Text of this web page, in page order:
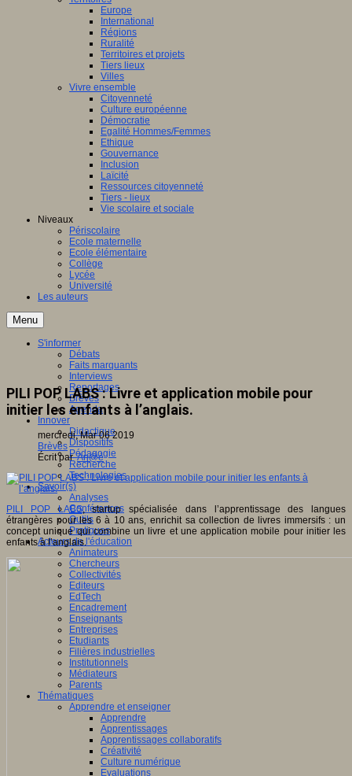
Europe
International
Régions
Ruralité
Territoires et projets
Tiers lieux
Villes
Vivre ensemble
Citoyenneté
Culture européenne
Démocratie
Egalité Hommes/Femmes
Ethique
Gouvernance
Inclusion
Laïcité
Ressources citoyenneté
Tiers - lieux
Vie scolaire et sociale
Niveaux
Périscolaire
Ecole maternelle
Ecole élémentaire
Collège
Lycée
Université
Les auteurs
Menu
S'informer
Débats
Faits marquants
Interviews
Reportages
Brèves
Agenda
Innover
Didactique
Dispositifs
Pédagogie
Recherche
Technologies
Savoir(s)
Analyses
Conférences
Outils
Pratiques
Acteurs de l'éducation
Animateurs
Chercheurs
Collectivités
Editeurs
EdTech
Encadrement
Enseignants
Entreprises
Etudiants
Filières industrielles
Institutionnels
Médiateurs
Parents
Thématiques
Apprendre et enseigner
Apprendre
Apprentissages
Apprentissages collaboratifs
Créativité
Culture numérique
Evaluations
PILI POP LABS : Livre et application mobile pour
initier les enfants à l’anglais.
mercredi, Mar 06 2019
Brèves
Écrit parAn@é
PILI POP LABS, startup spécialisée dans l’apprentissage des langues
étrangères pour les 6 à 10 ans, enrichit sa collection de livres immersifs : un
concept unique qui combine un livre et une application mobile pour initier les
enfants à l’anglais.